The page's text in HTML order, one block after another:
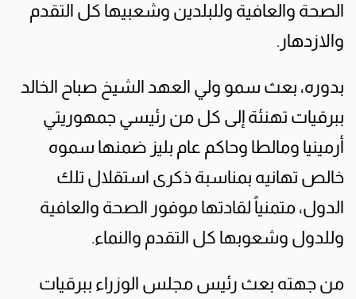
الصحة والعافية وللبلدين وشعبيها كل التقدم
والازدهار.
بدوره، بعث سمو ولي العهد الشيخ صباح الخالد
ببرقيات تهنئة إلى كل من رئيسي جمهوريتي
أرمينيا ومالطا وحاكم عام بليز ضمنها سموه
خالص تهانيه بمناسبة ذكرى استقلال تلك
الدول، متمنياً لقادتها موفور الصحة والعافية
وللدول وشعوبها كل التقدم والنماء.
من جهته بعث رئيس مجلس الوزراء ببرقيات